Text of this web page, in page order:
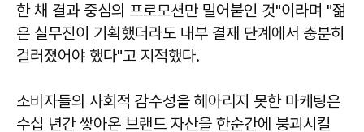
한 채 결과 중심의 프로모션만 밀어붙인 것"이라며 "젊
은 실무진이 기획했더라도 내부 결재 단계에서 충분히
걸러졌어야 했다"고 지적했다.
소비자들의 사회적 감수성을 헤아리지 못한 마케팅은
수십 년간 쌓아온 브랜드 자산을 한순간에 붕괴시킬